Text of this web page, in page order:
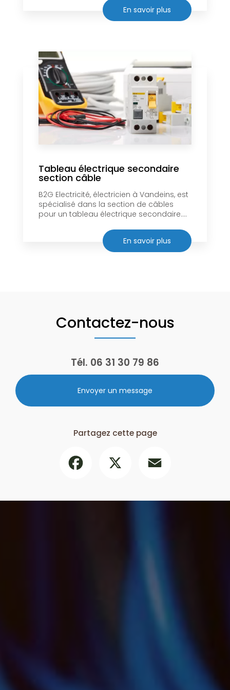
En savoir plus
Tableau électrique secondaire
section câble
B2G Electricité, électricien à Vandeins, est
spécialisé dans la section de câbles
pour un tableau électrique secondaire....
En savoir plus
Contactez-nous
Tél. 06 31 30 79 86
Envoyer un message
Partagez cette page